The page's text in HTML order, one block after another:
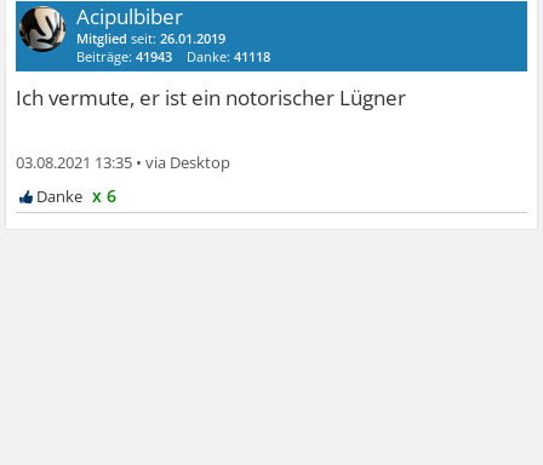
Acipulbiber
Mitglied seit:26.01.2019
Beiträge:41943 Danke:41118
Ich vermute, er ist ein notorischer Lügner
03.08.2021 13:35 •
x 6